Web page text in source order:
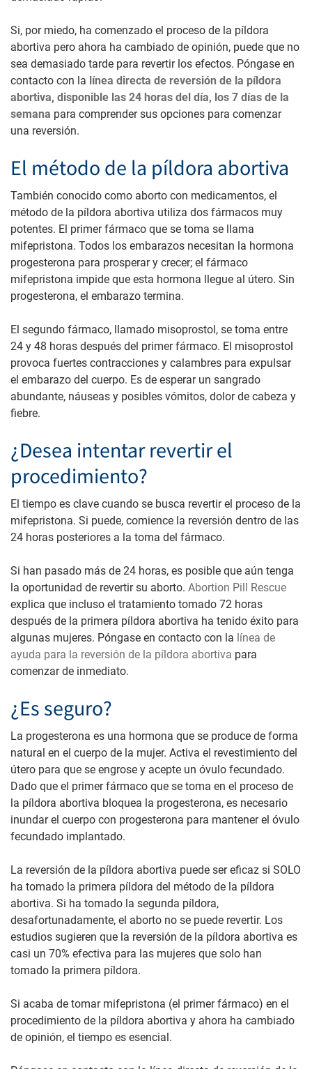
Si, por miedo, ha comenzado el proceso de la píldora
abortiva pero ahora ha cambiado de opinión, puede que no
sea demasiado tarde para revertir los efectos. Póngase en
contacto con la línea directa de reversión de la píldora
abortiva, disponible las 24 horas del día, los 7 días de la
semana para comprender sus opciones para comenzar
una reversión.
El método de la píldora abortiva
También conocido como aborto con medicamentos, el
método de la píldora abortiva utiliza dos fármacos muy
potentes. El primer fármaco que se toma se llama
mifepristona. Todos los embarazos necesitan la hormona
progesterona para prosperar y crecer; el fármaco
mifepristona impide que esta hormona llegue al útero. Sin
progesterona, el embarazo termina.
El segundo fármaco, llamado misoprostol, se toma entre
24 y 48 horas después del primer fármaco. El misoprostol
provoca fuertes contracciones y calambres para expulsar
el embarazo del cuerpo. Es de esperar un sangrado
abundante, náuseas y posibles vómitos, dolor de cabeza y
fiebre.
¿Desea intentar revertir el
procedimiento?
El tiempo es clave cuando se busca revertir el proceso de la
mifepristona. Si puede, comience la reversión dentro de las
24 horas posteriores a la toma del fármaco.
Si han pasado más de 24 horas, es posible que aún tenga
la oportunidad de revertir su aborto. Abortion Pill Rescue
explica que incluso el tratamiento tomado 72 horas
después de la primera píldora abortiva ha tenido éxito para
algunas mujeres. Póngase en contacto con la línea de
ayuda para la reversión de la píldora abortiva para
comenzar de inmediato.
¿Es seguro?
La progesterona es una hormona que se produce de forma
natural en el cuerpo de la mujer. Activa el revestimiento del
útero para que se engrose y acepte un óvulo fecundado.
Dado que el primer fármaco que se toma en el proceso de
la píldora abortiva bloquea la progesterona, es necesario
inundar el cuerpo con progesterona para mantener el óvulo
fecundado implantado.
La reversión de la píldora abortiva puede ser eficaz si SOLO
ha tomado la primera píldora del método de la píldora
abortiva. Si ha tomado la segunda píldora,
desafortunadamente, el aborto no se puede revertir. Los
estudios sugieren que la reversión de la píldora abortiva es
casi un 70% efectiva para las mujeres que solo han
tomado la primera píldora.
Si acaba de tomar mifepristona (el primer fármaco) en el
procedimiento de la píldora abortiva y ahora ha cambiado
de opinión, el tiempo es esencial.